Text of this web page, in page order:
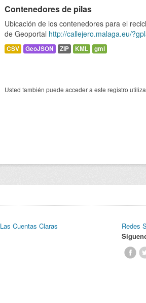
Contenedores de pilas
Ubicación de los contenedores para el
de Geoportal http://callejero.malaga.eu/
CSV GeoJSON ZIP KML gml
Usted también puede acceder a este registro
Las Cuentas Claras
Redes